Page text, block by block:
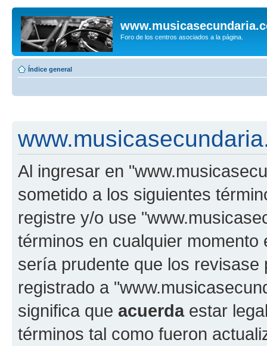
Foro de los centros asociados a la página.
Índice general
Al ingresar en
sometido a los siguientes
registre y/o use
términos en cualquier
sería prudente que los
registrado a
significa que acuerdaestar
términos tal como fueron